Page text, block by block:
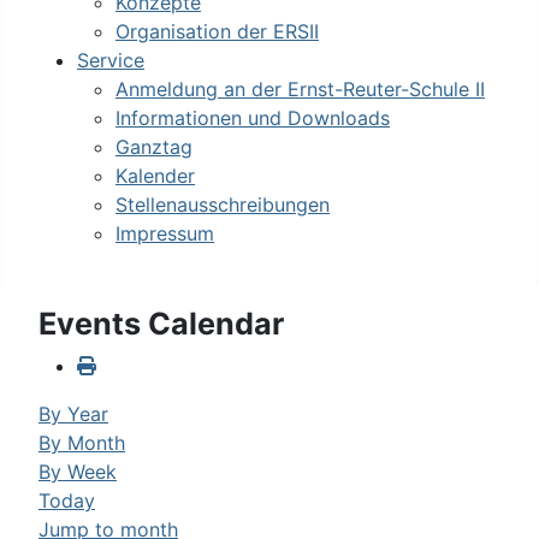
Organisation der ERSII
Service
Anmeldung an der Ernst-Reuter-Schule II
Informationen und Downloads
Ganztag
Kalender
Stellenausschreibungen
Impressum
Events Calendar
By Year
By Month
By Week
Today
Jump to month